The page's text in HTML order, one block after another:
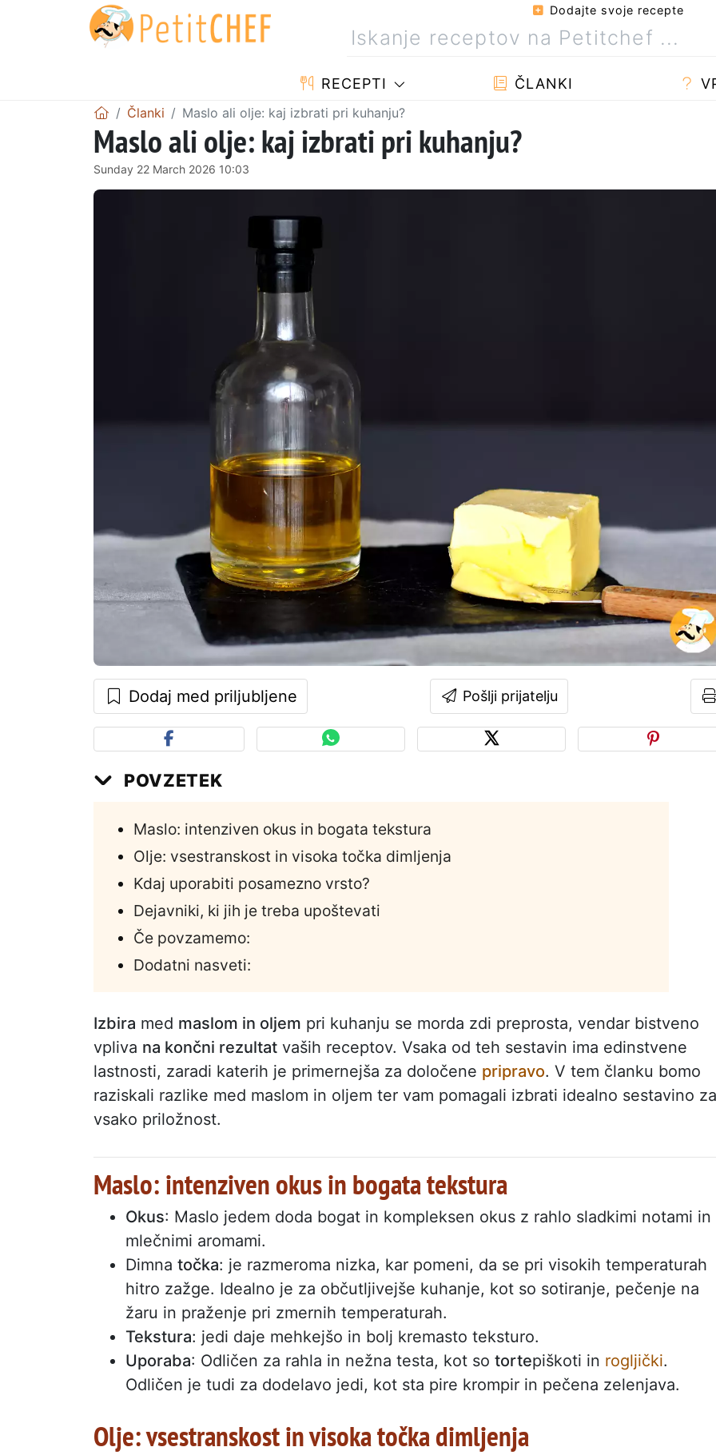
Dodajte svoje recepte
RECEPTI ČLANKI
Članki Maslo ali olje: kaj izbrati pri kuhanju?
Maslo ali olje: kaj izbrati pri kuhanju?
Sunday 22 March 2026 10:03
Dodaj med priljubljene Pošlji prijatelju
POVZETEK
Maslo: intenziven okus in bogata tekstura
Olje: vsestranskost in visoka točka dimljenja
Kdaj uporabiti posamezno vrsto?
Dejavniki, ki jih je treba upoštevati
Če povzamemo:
Dodatni nasveti:
Izbira med maslom in oljem pri kuhanju se morda zdi preprosta, vendar bistveno
vpliva na končni rezultat vaših receptov. Vsaka od teh sestavin ima edinstvene
lastnosti, zaradi katerih je primernejša za določene pripravo. V tem članku bomo
raziskali razlike med maslom in oljem ter vam pomagali izbrati idealno sestavino za
vsako priložnost.
Maslo: intenziven okus in bogata tekstura
Okus: Maslo jedem doda bogat in kompleksen okus z rahlo sladkimi notami in
mlečnimi aromami.
Dimna točka: je razmeroma nizka, kar pomeni, da se pri visokih temperaturah
hitro zažge. Idealno je za občutljivejše kuhanje, kot so sotiranje, pečenje na
žaru in praženje pri zmernih temperaturah.
Tekstura: jedi daje mehkejšo in bolj kremasto teksturo.
Uporaba: Odličen za rahla in nežna testa, kot so tortepiškoti in rogljički.
Odličen je tudi za dodelavo jedi, kot sta pire krompir in pečena zelenjava.
Olje: vsestranskost in visoka točka dimljenja